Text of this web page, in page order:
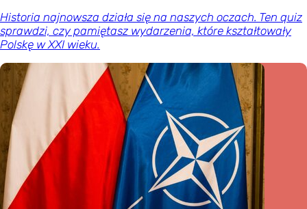
Historia najnowsza działa się na naszych oczach. Ten quiz
sprawdzi, czy pamiętasz wydarzenia, które kształtowały
Polskę w XXI wieku.